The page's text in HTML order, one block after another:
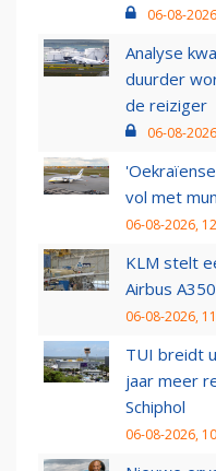
06-08-
Analyse
duurder
de reiziger
06-08-
vol met
06-08-2026,
KLM stelt
Airbus
06-08-2026,
TUI breidt
jaar meer
Schiphol
06-08-2026,